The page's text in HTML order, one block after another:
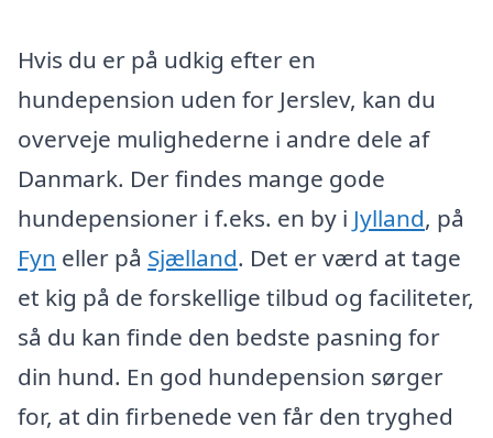
Hvis du er på udkig efter en
hundepension uden for Jerslev, kan du
overveje mulighederne i andre dele af
Danmark. Der findes mange gode
hundepensioner i f.eks. en by i Jylland, på
Fyn eller på Sjælland. Det er værd at tage
et kig på de forskellige tilbud og faciliteter,
så du kan finde den bedste pasning for
din hund. En god hundepension sørger
for, at din firbenede ven får den tryghed